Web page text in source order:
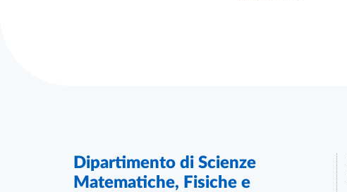
Dipartimento di Scienze
Matematiche, Fisiche e